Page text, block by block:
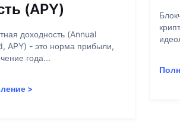
(APY)
доходность (Annual
APY) - это норма прибыли,
года...
>